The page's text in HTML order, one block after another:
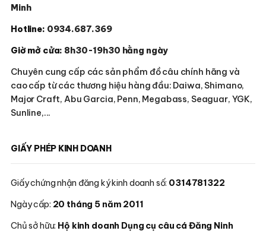
Minh
Hotline: 0934.687.369
Giờ mở cửa: 8h30-19h30 hằng ngày
Chuyên cung cấp các sản phẩm đồ câu chính hãng và
cao cấp từ các thương hiệu hàng đầu: Daiwa, Shimano,
Major Craft, Abu Garcia, Penn, Megabass, Seaguar, YGK,
Sunline,...
GIẤY PHÉP KINH DOANH
Giấy chứng nhận đăng ký kinh doanh số: 0314781322
Ngày cấp: 20 tháng 5 năm 2011
Chủ sở hữu: Hộ kinh doanh Dụng cụ câu cá Đăng Ninh